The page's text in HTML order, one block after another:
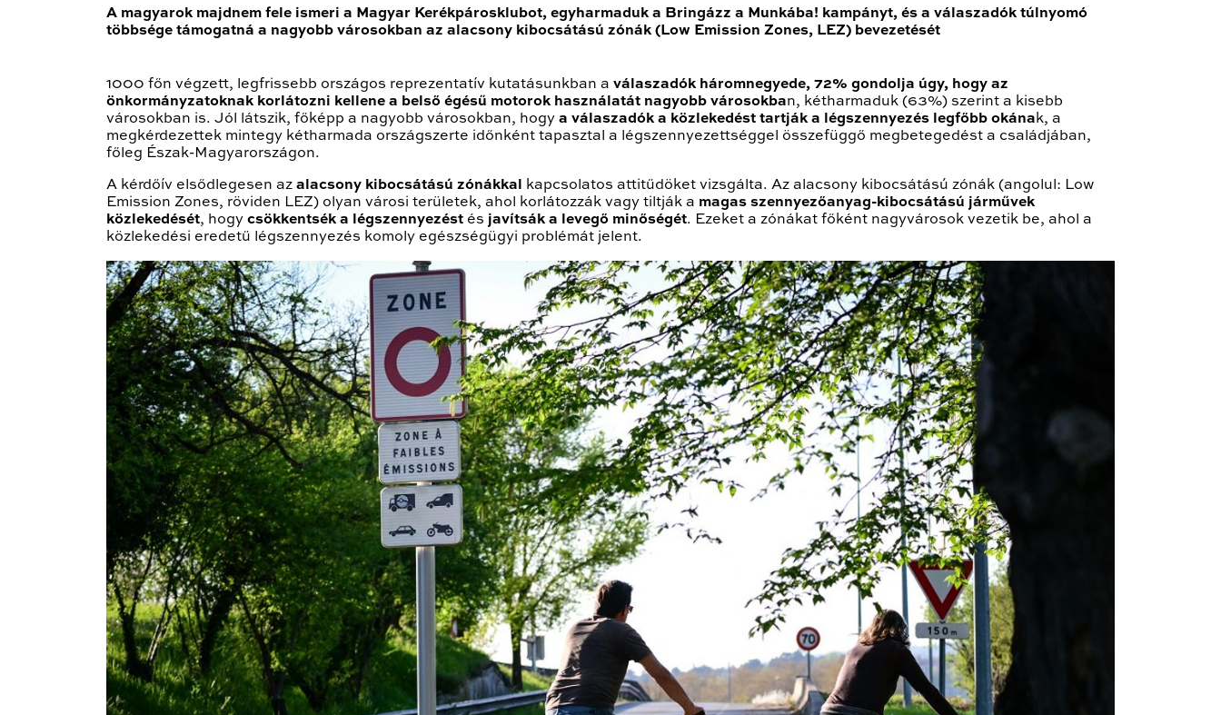
A magyarok majdnem fele ismeri a Magyar Kerékpárosklubot, egyharmaduk a Bringázz a Munkába! kampányt, és a válaszadók túlnyomó
többsége támogatná a nagyobb városokban az alacsony kibocsátású zónák (Low Emission Zones, LEZ) bevezetését
1000 főn végzett, legfrissebb országos reprezentatív kutatásunkban a válaszadók háromnegyede, 72% gondolja úgy, hogy az
önkormányzatoknak korlátozni kellene a belső égésű motorok használatát nagyobb városokban, kétharmaduk (63%) szerint a kisebb
városokban is. Jól látszik, főképp a nagyobb városokban, hogy a válaszadók a közlekedést tartják a légszennyezés legfőbb okának, a
megkérdezettek mintegy kétharmada országszerte időnként tapasztal a légszennyezettséggel összefüggő megbetegedést a családjában,
főleg Észak-Magyarországon.
A kérdőív elsődlegesen az alacsony kibocsátású zónákkal kapcsolatos attitűdöket vizsgálta. Az alacsony kibocsátású zónák (angolul: Low
Emission Zones, röviden LEZ) olyan városi területek, ahol korlátozzák vagy tiltják a magas szennyezőanyag-kibocsátású járművek
közlekedését, hogy csökkentsék a légszennyezést és javítsák a levegő minőségét. Ezeket a zónákat főként nagyvárosok vezetik be, ahol a
közlekedési eredetű légszennyezés komoly egészségügyi problémát jelent.